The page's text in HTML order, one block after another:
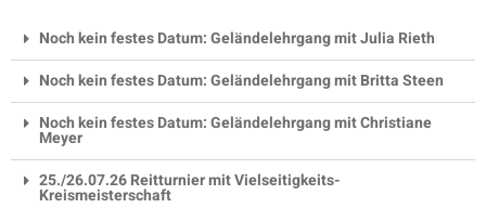
Noch kein festes Datum: Geländelehrgang mit Julia Rieth
Noch kein festes Datum: Geländelehrgang mit Britta Steen
Noch kein festes Datum: Geländelehrgang mit Christiane
Meyer
25./26.07.26 Reitturnier mit Vielseitigkeits-
Kreismeisterschaft